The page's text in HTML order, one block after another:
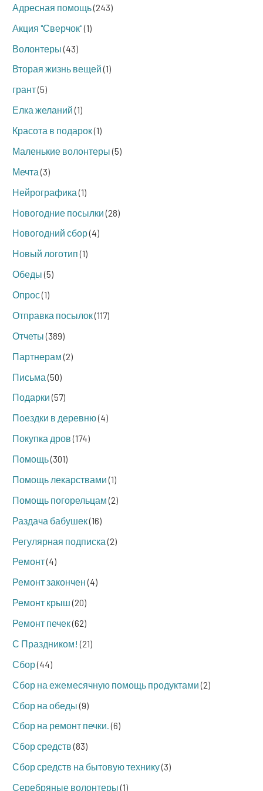
Адресная помощь(243)
Акция "Сверчок"(1)
Волонтеры(43)
Вторая жизнь вещей(1)
грант(5)
Елка желаний(1)
Красота в подарок(1)
Маленькие волонтеры(5)
Мечта(3)
Нейрографика(1)
Новогодние посылки(28)
Новогодний сбор(4)
Новый логотип(1)
Обеды(5)
Опрос(1)
Отправка посылок(117)
Отчеты(389)
Партнерам(2)
Письма(50)
Подарки(57)
Поездки в деревню(4)
Покупка дров(174)
Помощь(301)
Помощь лекарствами(1)
Помощь погорельцам(2)
Раздача бабушек(16)
Регулярная подписка(2)
Ремонт(4)
Ремонт закончен(4)
Ремонт крыш(20)
Ремонт печек(62)
С Праздником! (21)
Сбор(44)
Сбор на ежемесячную помощь продуктами(2)
Сбор на обеды(9)
Сбор на ремонт печки.(6)
Сбор средств(83)
Сбор средств на бытовую технику(3)
Серебряные волонтеры(1)